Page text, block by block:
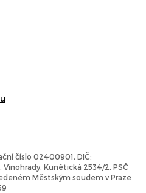
číslo 02400901, DIČ:
Kunětická 2534/2, PSČ
Městským soudem v Praze